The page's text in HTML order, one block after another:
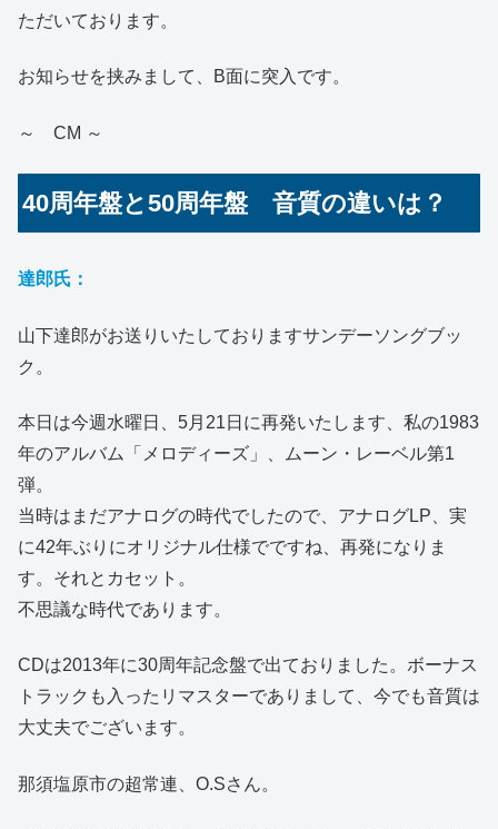
ただいております。
お知らせを挟みまして、B面に突入です。
～ CM ～
40周年盤と50周年盤 音質の違いは？
達郎氏：
山下達郎がお送りいたしておりますサンデーソングブッ
ク。
本日は今週水曜日、5月21日に再発いたします、私の1983
年のアルバム「メロディーズ」、ムーン・レーベル第1
弾。
当時はまだアナログの時代でしたので、アナログLP、実
に42年ぶりにオリジナル仕様でですね、再発になりま
す。それとカセット。
不思議な時代であります。
CDは2013年に30周年記念盤で出ておりました。ボーナス
トラックも入ったリマスターでありまして、今でも音質は
大丈夫でございます。
那須塩原市の超常連、O.Sさん。